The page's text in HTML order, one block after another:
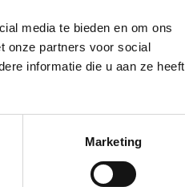
media te bieden en om ons
onze partners voor social
informatie die u aan ze heeft
Marketing